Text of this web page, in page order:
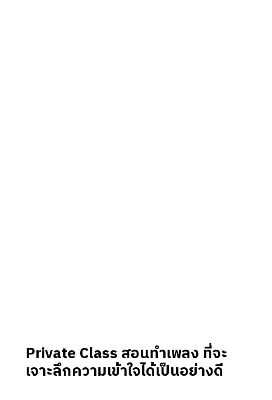
Private Class สอนทําเพลง ที่จะ
เจาะลึกความเข้าใจได้เป็นอย่างดี